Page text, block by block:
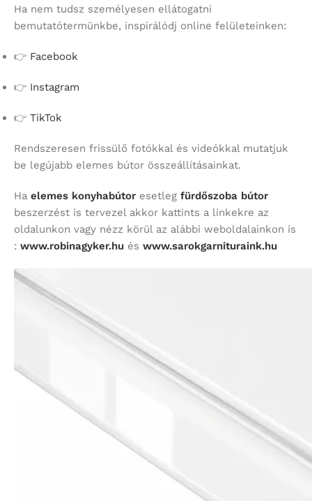
Ha nem tudsz személyesen ellátogatni
bemutatótermünkbe, inspirálódj online felületeinken:
👉 Facebook
👉 Instagram
👉 TikTok
Rendszeresen frissülő fotókkal és videókkal mutatjuk
be legújabb elemes bútor összeállításainkat.
Ha elemes konyhabútor esetleg fürdőszoba bútor
beszerzést is tervezel akkor kattints a linkekre az
oldalunkon vagy nézz körül az alábbi weboldalainkon is
: www.robinagyker.hu és www.sarokgarnituraink.hu